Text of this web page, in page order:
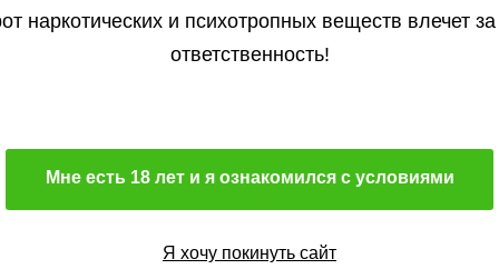
наркотических и психотропных веществ влечет
ответственность!
Мне есть 18 лет и я ознакомился с условиями
Я хочу покинуть сайт